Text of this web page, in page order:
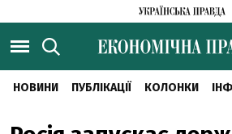
НОВИНИ ПУБЛІКАЦІЇ КОЛОНКИ